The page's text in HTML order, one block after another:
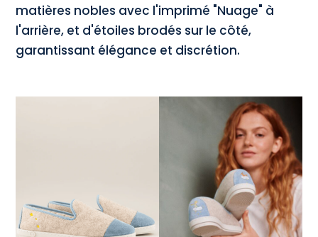
matières nobles avec l'imprimé "Nuage" à
l'arrière, et d'étoiles brodés sur le côté,
garantissant élégance et discrétion.